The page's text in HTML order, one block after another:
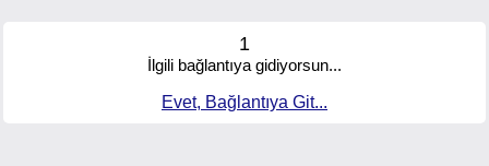
1
İlgili bağlantıya gidiyorsun...
Evet, Bağlantıya Git...